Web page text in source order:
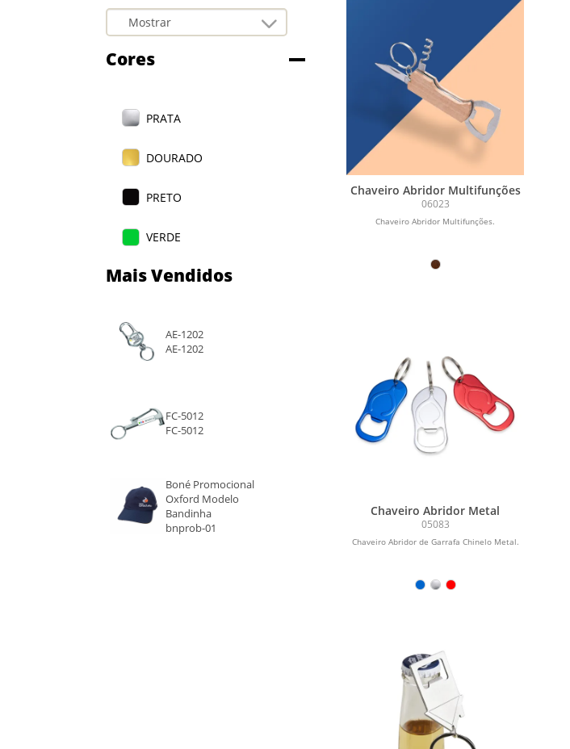
Cores
PRATA
DOURADO
PRETO
VERDE
VERMELHO
ROXO
ROSA
CROMADO
Mais Vendidos
AE-1202
AE-1202
FC-5012
FC-5012
Boné Promocional
Oxford Modelo
Bandinha
bnprob-01
Chaveiro Abridor Multifunções
06023
Chaveiro Abridor Multifunções.
Chaveiro Abridor Metal
05083
Chaveiro Abridor de Garrafa Chinelo Metal.